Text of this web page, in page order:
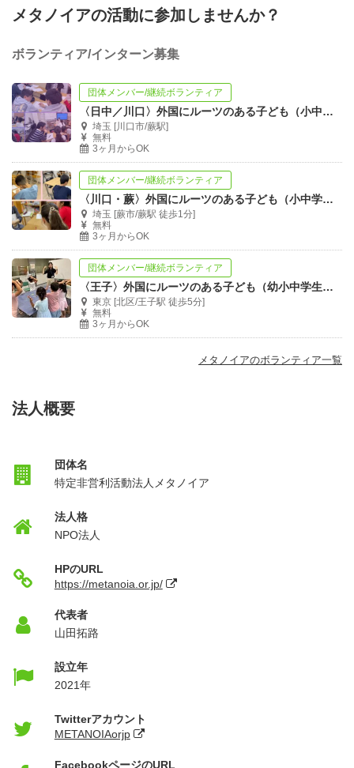
メタノイアの活動に参加しませんか？
ボランティア/インターン募集
団体メンバー/継続ボランティア
〈日中／川口〉外国にルーツのある子ども（小中学生）への学習ボランティア募集！
埼玉 [川口市/蕨駅]
無料
3ヶ月からOK
団体メンバー/継続ボランティア
〈川口・蕨〉外国にルーツのある子ども（小中学生）への日本語学習ボランティア募集！
埼玉 [蕨市/蕨駅 徒歩1分]
無料
3ヶ月からOK
団体メンバー/継続ボランティア
〈王子〉外国にルーツのある子ども（幼小中学生）への日本語学習ボランティア募集！
東京 [北区/王子駅 徒歩5分]
無料
3ヶ月からOK
メタノイアのボランティア一覧
法人概要
団体名
特定非営利活動法人メタノイア
法人格
NPO法人
HPのURL
https://metanoia.or.jp/
代表者
山田拓路
設立年
2021年
Twitterアカウント
METANOIAorjp
FacebookページのURL